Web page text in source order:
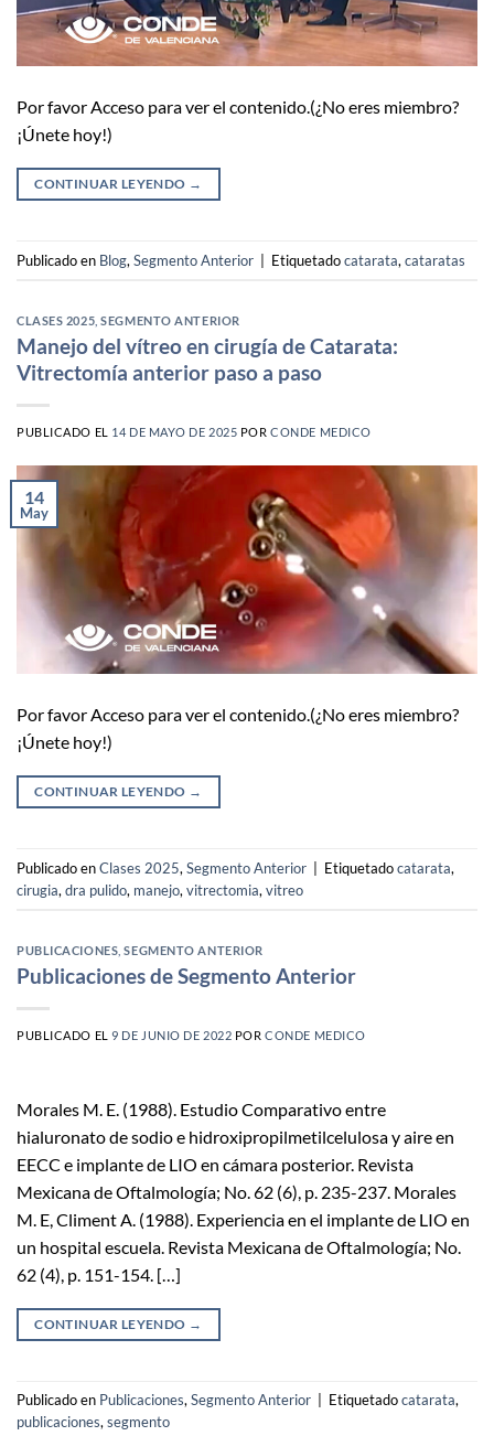
Por favor Acceso para ver el contenido.(¿No eres miembro?
¡Únete hoy!)
CONTINUAR LEYENDO →
Publicado en Blog, Segmento Anterior | Etiquetadocatarata, cataratas
CLASES 2025 ,SEGMENTO ANTERIOR
Manejo del vítreo en cirugía de Catarata:
Vitrectomía anterior paso a paso
PUBLICADO EL 14 DE MAYO DE 2025 PORCONDE MEDICO
14
May
Por favor Acceso para ver el contenido.(¿No eres miembro?
¡Únete hoy!)
CONTINUAR LEYENDO →
Publicado enClases 2025, Segmento Anterior | Etiquetadocatarata,
cirugia, dra pulido, manejo, vitrectomia, vitreo
PUBLICACIONES ,SEGMENTO ANTERIOR
Publicaciones de Segmento Anterior
PUBLICADO EL9 DE JUNIO DE 2022 PORCONDE MEDICO
Morales M. E. (1988). Estudio Comparativo entre
hialuronato de sodio e hidroxipropilmetilcelulosa y aire en
EECC e implante de LIO en cámara posterior. Revista
Mexicana de Oftalmología; No. 62 (6), p. 235-237. Morales
M. E, Climent A. (1988). Experiencia en el implante de LIO en
un hospital escuela. Revista Mexicana de Oftalmología; No.
62 (4), p. 151-154. […]
CONTINUAR LEYENDO →
Publicado en Publicaciones,Segmento Anterior Etiquetadocatarata,
publicaciones,segmento